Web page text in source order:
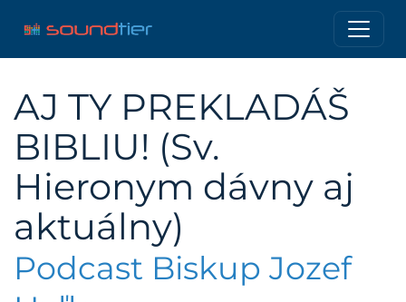
AJ TY PREKLADÁŠ
BIBLIU! (Sv.
Hieronym dávny aj
aktuálny)
Podcast Biskup Jozef